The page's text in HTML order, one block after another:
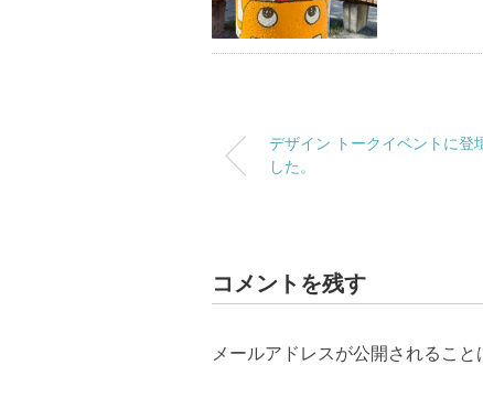
デザイン トークイベントに登
した。
コメントを残す
メールアドレスが公開されること